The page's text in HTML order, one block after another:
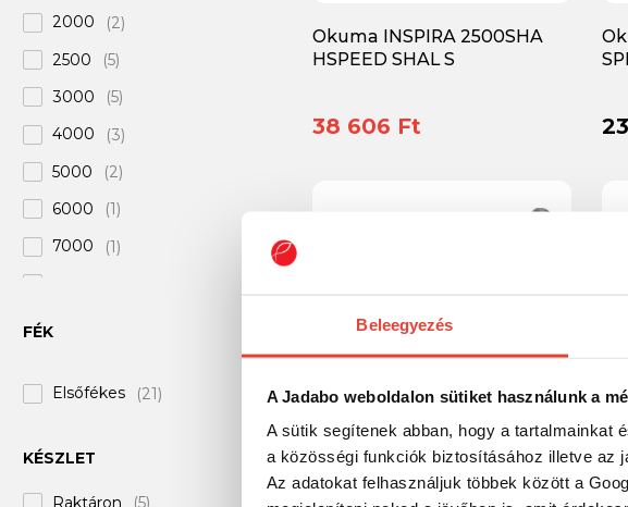
Beleegyezés
A Jadabo weboldalon sütiket használunk a
A sütik segítenek abban, hogy a tartalmainkat
a közösségi funkciók biztosításához illetve az
Az adatokat felhasználjuk többek között a
SILSTAR
Saenger
Savage Gear
Select
(+2)
Shakespeare
Shimano
Trabucco
2000
(2)
2500
(5)
3000
(5)
4000
(3)
5000
(2)
6000
(1)
7000
(1)
FÉK
Elsőfékes (21)
KÉSZLET
Raktáron
(5)
Okuma INSPIRA 2500SHA
HSPEED SHAL S
38 606 Ft
Okuma Inspira 2500A Spin
Pergető orsó